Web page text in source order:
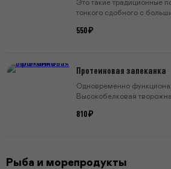
молочный шоколад, соль.
тонкого сдобного с
550 ₽
Протеиновая запеканка
Одновременно
Высокобелковая
греческий йогурт. Подаем
810 ₽
Рыба и морепродукты